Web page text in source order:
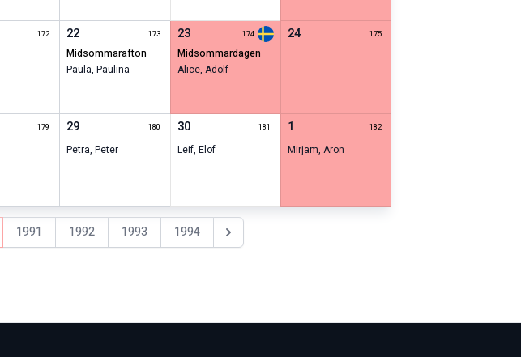
172 22 173
midsommarafton
Paula,Paulina
23 174
midsommardagen
Alice, Adolf
24 175
179 29 180
Petra,Peter
30 181
Leif, Elof
1 182
Mirjam,Aron
1991 1992 1993 1994 Nästa år